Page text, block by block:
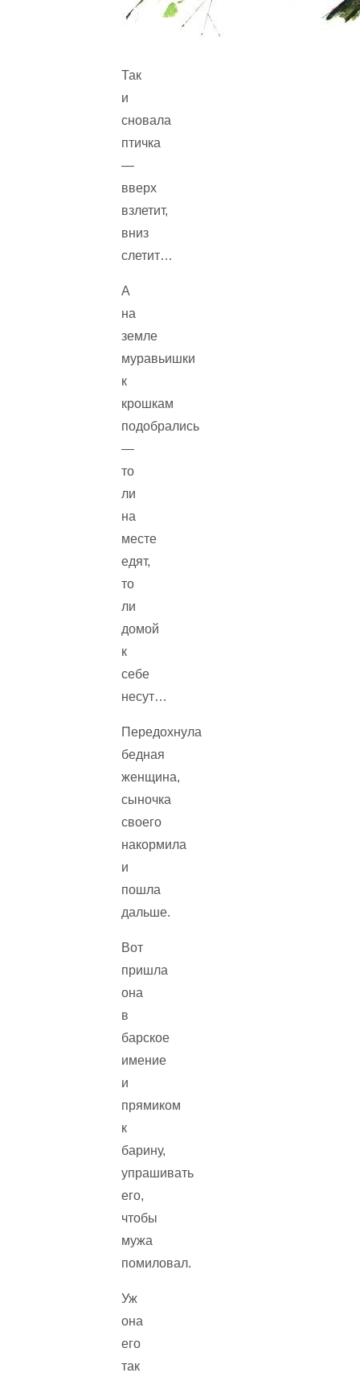
Так
и
сновала
птичка
—
вверх
взлетит,
вниз
слетит…
А
на
земле
муравьишки
к
крошкам
подобрались
—
то
ли
на
месте
едят,
то
ли
домой
к
себе
несут…
Передохнула
бедная
женщина,
сыночка
своего
накормила
и
пошла
дальше.
Вот
пришла
она
в
барское
имение
и
прямиком
к
барину,
упрашивать
его,
чтобы
мужа
помиловал.
Уж
она
его
так